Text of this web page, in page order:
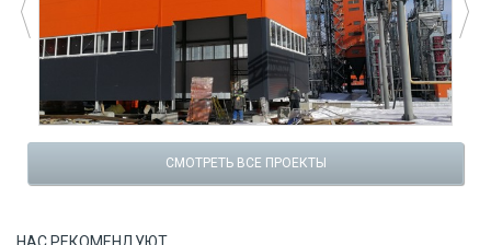
СМОТРЕТЬ ВСЕ ПРОЕКТЫ